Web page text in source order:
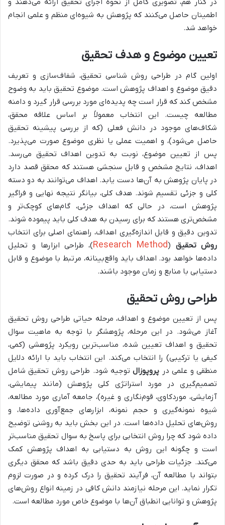
در کنار هم، تصویری کامل از نحوه اجرای تحقیق ارائه می‌دهند و
اطمینان حاصل می‌کنند که پژوهش به شیوه‌ای منظم و علمی انجام
خواهد شد.
تعیین موضوع و هدف تحقیق
اولین گام در طراحی روش شناسی تحقیق، شفاف‌سازی و تعریف
دقیق موضوع و اهداف پژوهش است. موضوع تحقیق باید به وضوح
مشخص کند که قرار است چه پدیده‌ای مورد بررسی قرار گیرد و دامنه
مطالعه چیست. این انتخاب معمولاً بر اساس علاقه محقق،
شکاف‌های موجود در دانش فعلی (که از بررسی پیشینه تحقیق
حاصل می‌شود)، و اهمیت عملی یا نظری موضوع صورت می‌پذیرد.
پس از تعیین موضوع، نوبت به تدوین اهداف تحقیق می‌رسد.
اهداف، نتایج مشخص و قابل سنجشی هستند که محقق قصد دارد
در پایان پژوهش به آن‌ها دست یابد. اهداف می‌توانند به دو دسته
کلی و جزئی تقسیم شوند. هدف کلی، بیانگر نتیجه نهایی و فراگیر
پژوهش است، در حالی که اهداف جزئی، گام‌های کوچک‌تر و
مشخص‌تری هستند که برای رسیدن به هدف کلی باید پیموده شوند.
تدوین دقیق و قابل اندازه‌گیری اهداف، راهنمای اصلی برای انتخاب
روش تحقیق (
Research Method)، طراحی ابزارها و تحلیل
داده‌ها خواهد بود. اهداف باید واقع‌بینانه، مرتبط با موضوع و قابل
دستیابی با منابع و زمان موجود باشند.
طراحی روش تحقیق
پس از تعیین موضوع و اهداف، مرحله حیاتی طراحی روش تحقیق
آغاز می‌شود. در این مرحله، پژوهشگر با توجه به ماهیت سوال
تحقیق و اهداف تعیین شده، مناسب‌ترین رویکرد پژوهشی (کمی،
کیفی یا ترکیبی) را انتخاب می‌کند. این انتخاب باید با ارائه دلایل
منطقی و علمی در پروپوزالتوجیه شود. طراحی روش تحقیق شامل
تصمیم‌گیری در مورد استراتژی کلی پژوهش (مانند پیمایشی،
آزمایشی، موردکاوی، قوم‌نگاری و غیره)، جامعه آماری مورد مطالعه،
شیوه نمونه‌گیری و حجم نمونه، ابزارهای جمع‌آوری داده‌ها، و
روش‌های تحلیل داده‌ها است. در این بخش باید به روشنی توضیح
داده شود که چرا روش انتخابی برای پاسخ به سوال تحقیق مناسب‌تر
است و چگونه این روش به دستیابی به اهداف پژوهش کمک
می‌کند. جزئیات طراحی باید به حدی دقیق باشد که محقق دیگری
بتواند با مطالعه آن، فرآیند تحقیق را درک کرده و در صورت لزوم
تکرار نماید. این مرحله نیازمند دانش کافی در زمینه انواع روش‌های
پژوهش و توانایی انطباق آن‌ها با موضوع خاص مورد مطالعه است.